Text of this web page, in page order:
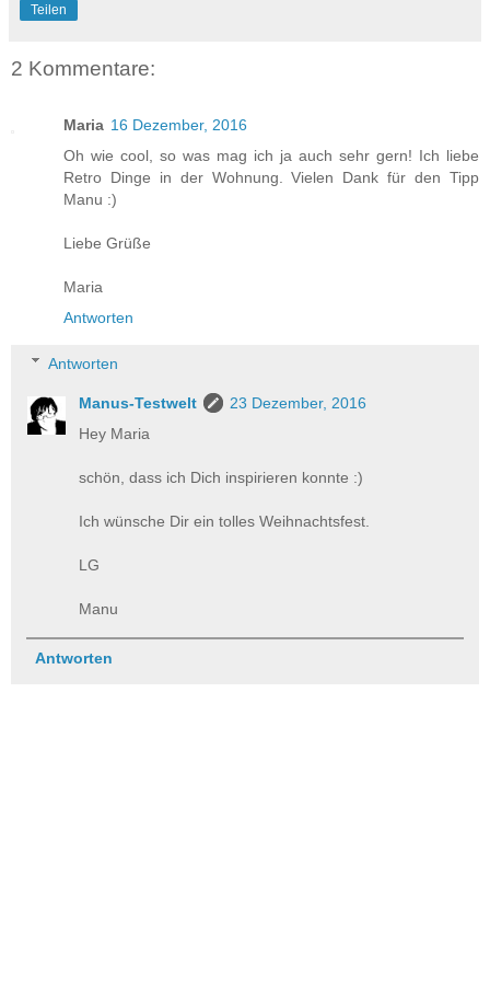
Teilen
2 Kommentare:
Maria 16 Dezember, 2016
Oh wie cool, so was mag ich ja auch sehr gern! Ich liebe
Retro Dinge in der Wohnung. Vielen Dank für den Tipp
Manu :)
Liebe Grüße
Maria
Antworten
Antworten
Manus-Testwelt
23 Dezember, 2016
Hey Maria
schön, dass ich Dich inspirieren konnte :)
Ich wünsche Dir ein tolles Weihnachtsfest.
LG
Manu
Antworten